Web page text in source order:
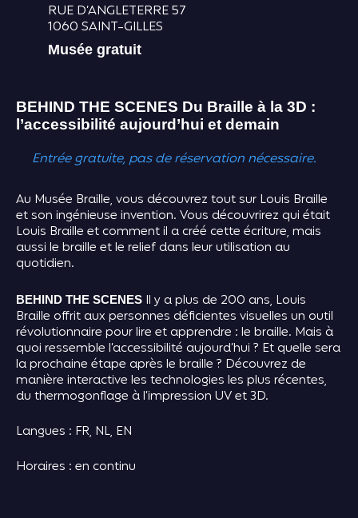
RUE D’ANGLETERRE 57
1060 SAINT-GILLES
Musée gratuit
BEHIND THE SCENES Du Braille à la 3D :
l’accessibilité aujourd’hui et demain
Entrée gratuite, pas de réservation nécessaire.
Au Musée Braille, vous découvrez tout sur Louis Braille
et son ingénieuse invention. Vous découvrirez qui était
Louis Braille et comment il a créé cette écriture, mais
aussi le braille et le relief dans leur utilisation au
quotidien.
BEHIND THE SCENES Il y a plus de 200 ans, Louis
Braille offrit aux personnes déficientes visuelles un outil
révolutionnaire pour lire et apprendre : le braille. Mais à
quoi ressemble l’accessibilité aujourd’hui ? Et quelle sera
la prochaine étape après le braille ? Découvrez de
manière interactive les technologies les plus récentes,
du thermogonflage à l’impression UV et 3D.
Langues : FR, NL, EN
Horaires : en continu